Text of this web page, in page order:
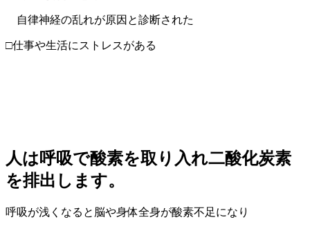
自律神経の乱れが原因と診断された
□仕事や生活にストレスがある
人は呼吸で酸素を取り入れ二酸化炭素
を排出します。
呼吸が浅くなると脳や身体全身が酸素不足になり